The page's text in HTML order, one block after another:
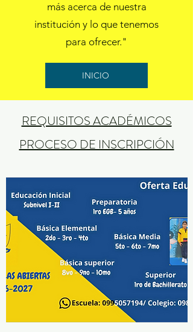
más acerca de nuestra
institución y lo que tenemos
para ofrecer."
INICIO
REQUISITOS ACADÉMICOS
PROCESO DE INSCRIPCIÓN